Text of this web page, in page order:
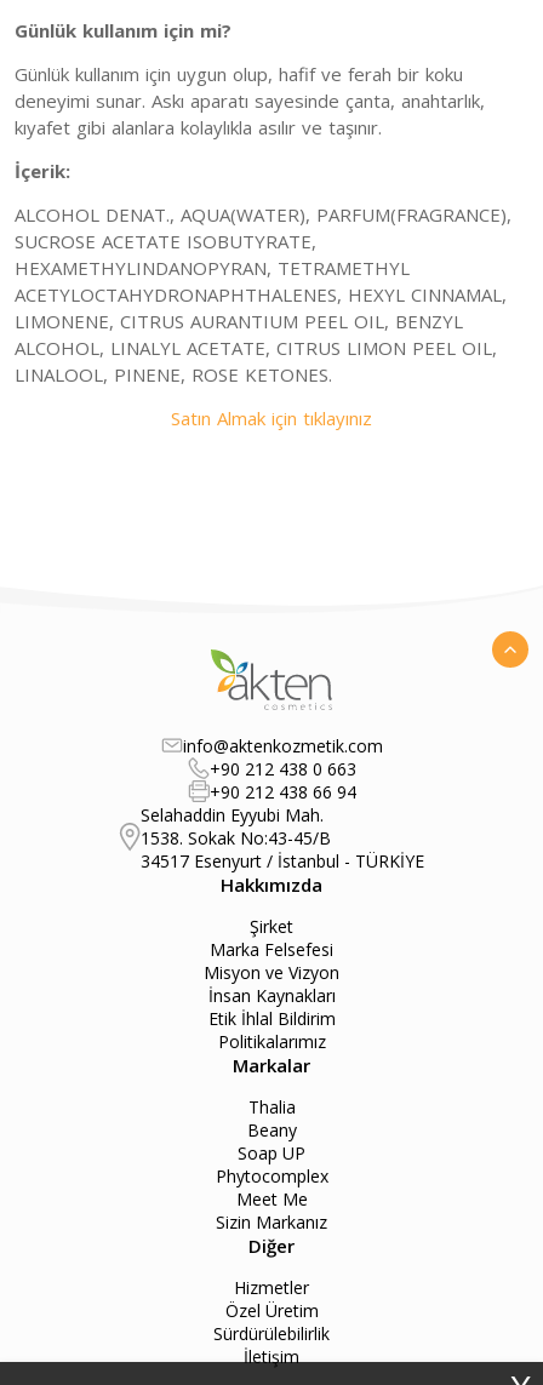
Günlük kullanım için mi?
Günlük kullanım için uygun olup, hafif ve ferah bir koku
deneyimi sunar. Askı aparatı sayesinde çanta, anahtarlık,
kıyafet gibi alanlara kolaylıkla asılır ve taşınır.
İçerik:
ALCOHOL DENAT., AQUA(WATER), PARFUM(FRAGRANCE),
SUCROSE ACETATE ISOBUTYRATE,
HEXAMETHYLINDANOPYRAN, TETRAMETHYL
ACETYLOCTAHYDRONAPHTHALENES, HEXYL CINNAMAL,
LIMONENE, CITRUS AURANTIUM PEEL OIL, BENZYL
ALCOHOL, LINALYL ACETATE, CITRUS LIMON PEEL OIL,
LINALOOL, PINENE, ROSE KETONES.
Satın Almak için tıklayınız
info@aktenkozmetik.com
+90 212 438 0 663
+90 212 438 66 94
Selahaddin Eyyubi Mah.
1538. Sokak No:43-45/B
34517 Esenyurt / İstanbul - TÜRKİYE
Hakkımızda
Şirket
Marka Felsefesi
Misyon ve Vizyon
İnsan Kaynakları
Etik İhlal Bildirim
Politikalarımız
Markalar
Thalia
Beany
Soap UP
Phytocomplex
Meet Me
Sizin Markanız
Diğer
Hizmetler
Özel Üretim
Sürdürülebilirlik
İletişim